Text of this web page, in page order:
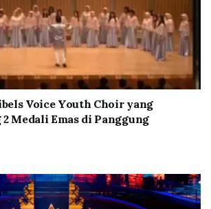
Voice Youth Choir yang
Medali Emas di Panggung